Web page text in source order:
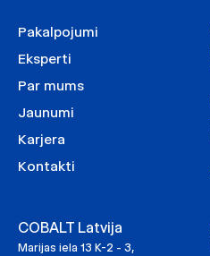
Pakalpojumi
Eksperti
Par mums
Jaunumi
Karjera
Kontakti
COBALT Latvija
Marijas iela 13 K-2 - 3,